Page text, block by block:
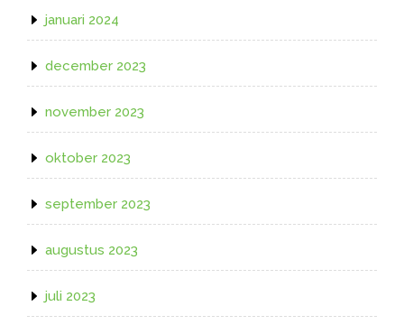
januari 2024
december 2023
november 2023
oktober 2023
september 2023
augustus 2023
juli 2023